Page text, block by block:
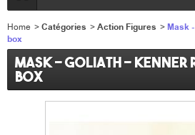
Home >Catégories >Action Figures >Mask
box
Mask - Goliath -
box